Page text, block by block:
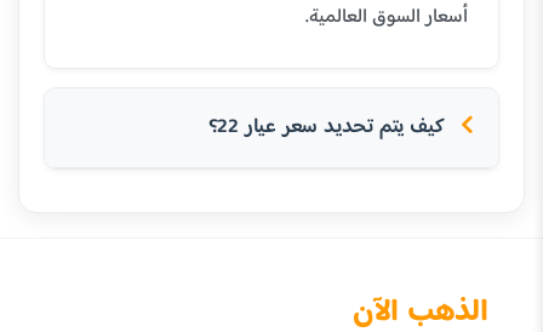
أسعار السوق العالمية.
كيف يتم تحديد سعر عيار 22؟
الذهب الآن